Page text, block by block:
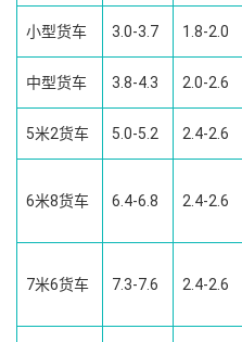
小型货车 3.0-3.7 1.8-2.0
中型货车 3.8-4.3 2.0-2.6
5米2货车 5.0-5.2 2.4-2.6
6米8货车 6.4-6.8 2.4-2.6
7米6货车 7.3-7.6 2.4-2.6